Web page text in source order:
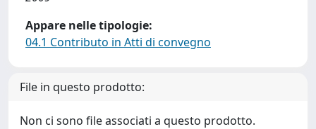
Appare nelle tipologie:
04.1 Contributo in Atti di convegno
File in questo prodotto:
Non ci sono file associati a questo prodotto.